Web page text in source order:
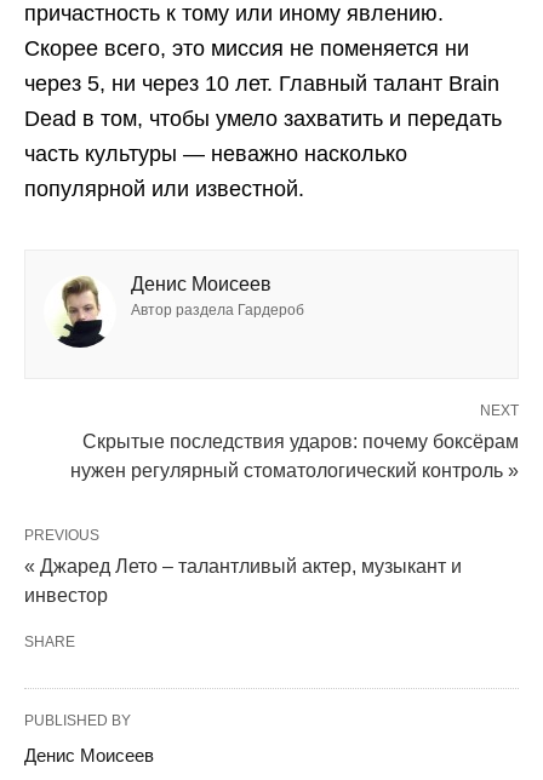
причастность к тому или иному явлению.
Скорее всего, это миссия не поменяется ни
через 5, ни через 10 лет. Главный талант Brain
Dead в том, чтобы умело захватить и передать
часть культуры — неважно насколько
популярной или известной.
Денис Моисеев
Автор раздела Гардероб
NEXT
Скрытые последствия ударов: почему боксёрам
нужен регулярный стоматологический контроль »
PREVIOUS
« Джаред Лето – талантливый актер, музыкант и
инвестор
SHARE
PUBLISHED BY
Денис Моисеев